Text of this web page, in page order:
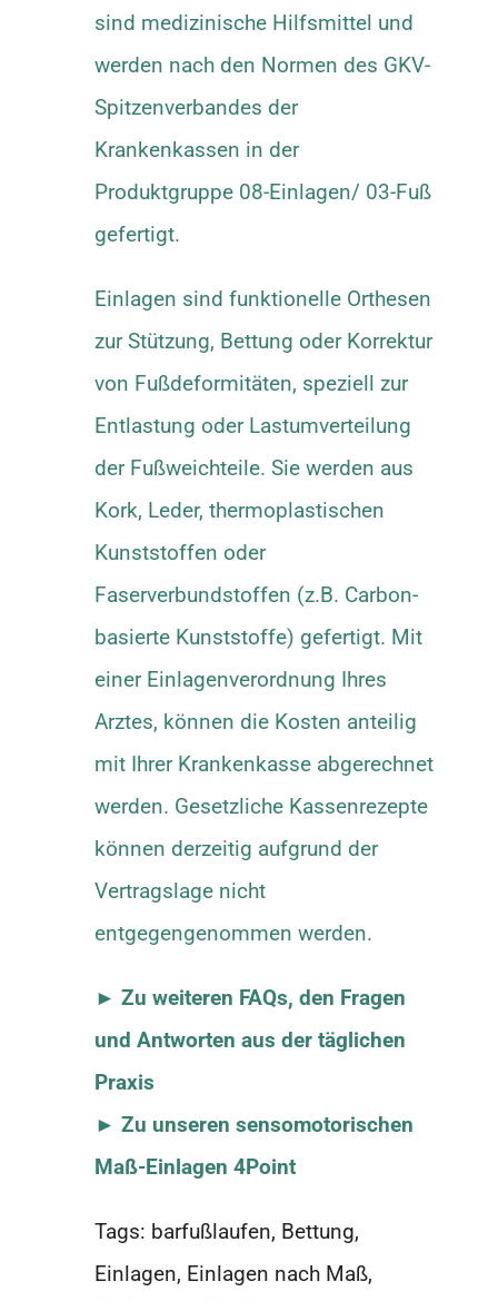
sind medizinische Hilfsmittel und
werden nach den Normen des GKV-
Spitzenverbandes der
Krankenkassen in der
Produktgruppe 08-Einlagen/ 03-Fuß
gefertigt.
Einlagen sind funktionelle Orthesen
zur Stützung, Bettung oder Korrektur
von Fußdeformitäten, speziell zur
Entlastung oder Lastumverteilung
der Fußweichteile. Sie werden aus
Kork, Leder, thermoplastischen
Kunststoffen oder
Faserverbundstoffen (z.B. Carbon-
basierte Kunststoffe) gefertigt. Mit
einer Einlagenverordnung Ihres
Arztes, können die Kosten anteilig
mit Ihrer Krankenkasse abgerechnet
werden. Gesetzliche Kassenrezepte
können derzeitig aufgrund der
Vertragslage nicht
entgegengenommen werden.
► Zu weiteren FAQs, den Fragen
und Antworten aus der täglichen
Praxis
► Zu unseren sensomotorischen
Maß-Einlagen 4Point
Tags: barfußlaufen, Bettung,
Einlagen, Einlagen nach Maß,